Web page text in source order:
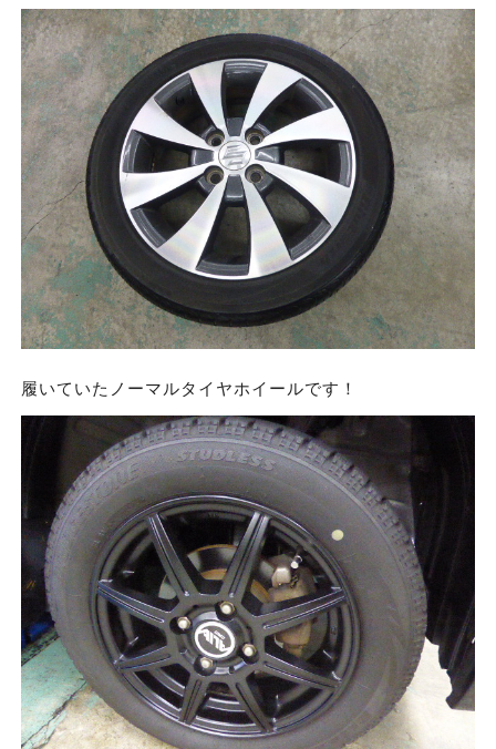
履いていたノーマルタイヤホイールです！